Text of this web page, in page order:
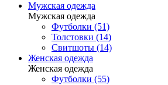
Мужская одежда
Мужская одежда
Футболки (51)
Толстовки (14)
Свитшоты (14)
Женская одежда
Женская одежда
Футболки (55)